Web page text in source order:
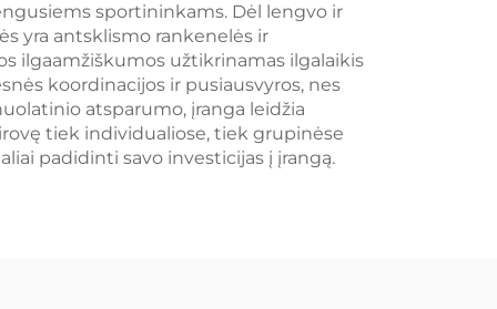
sportininkams. Dėl lengvo ir
yra antsklismo rankenelės ir
ilgaamžiškumos užtikrinamas ilgalaikis
koordinacijos ir pusiausvyros, nes
atsparumo, įranga leidžia
tiek individualiose, tiek grupinėse
padidinti savo investicijas į įrangą.